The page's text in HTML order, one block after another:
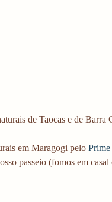
de Taocas e de Barra
em Maragogi pelo
passeio (fomos em casal